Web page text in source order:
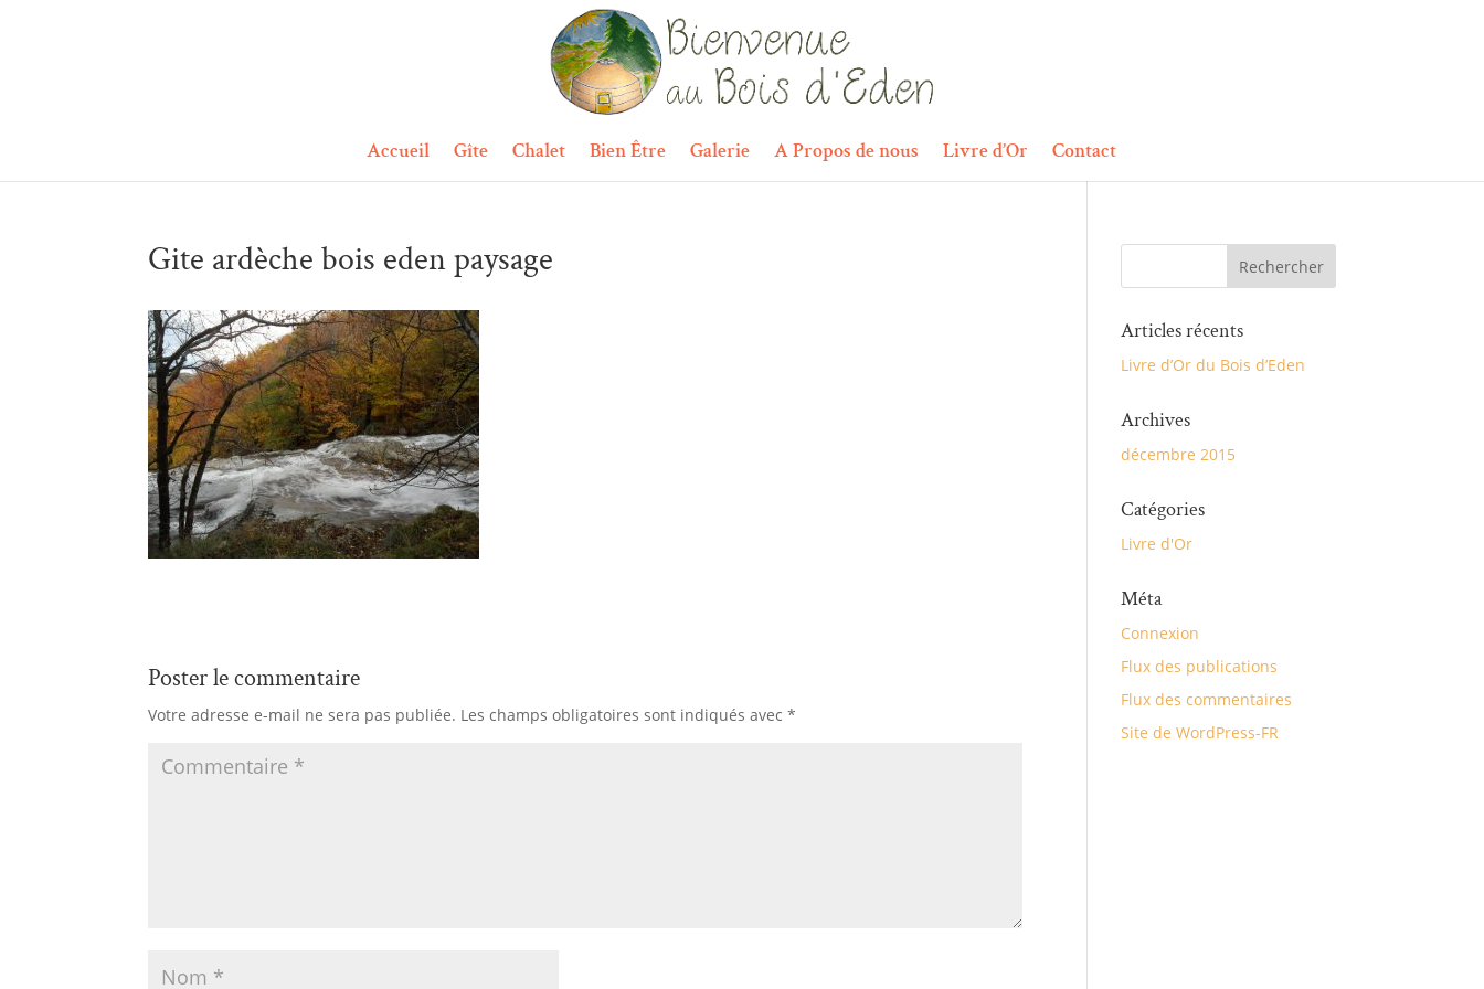
Accueil Gîte Chalet Bien Être Galerie A Propos de nous Livre d’Or Contact
Gite ardèche bois eden paysage
Poster le commentaire
Votre adresse e-mail ne sera pas publiée. Les champs obligatoires sont indiqués avec*
Articles récents
Livre d’Or du Bois d’Eden
Archives
décembre 2015
Catégories
Livre d'Or
Méta
Connexion
Flux des publications
Flux des commentaires
Site de WordPress-FR